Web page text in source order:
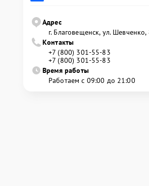
Адрес
г. Благовещенск, ул. Шевченко,
Контакты
+7 (800) 301-55-83
+7 (800) 301-55-83
Время работы
Работаем с 09:00 до 21:00